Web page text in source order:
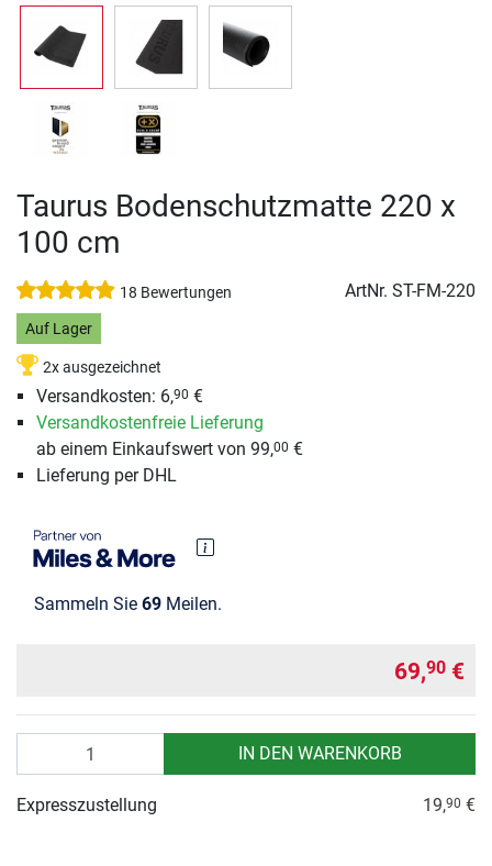
Taurus Bodenschutzmatte 220 x
100 cm
18 Bewertungen ArtNr. ST-FM-220
Auf Lager
2x ausgezeichnet
Versandkosten: 6,90 €
Versandkostenfreie Lieferung
ab einem Einkaufswert von 99,00 €
Lieferung per DHL
Sammeln Sie 69 Meilen.
69,90 €
IN DEN WARENKORB
Expresszustellung 19,90 €